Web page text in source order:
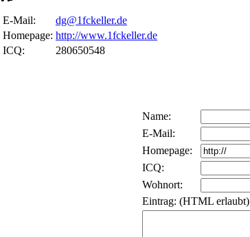
E-Mail:
dg@1fckeller.de
Homepage: http://www.1fckeller.de
ICQ:
280650548
Name:
E-Mail:
Homepage:
ICQ:
Wohnort:
Eintrag: (HTML erlaubt)